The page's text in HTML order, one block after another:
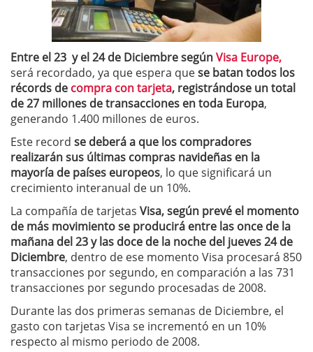
Entre el 23 y el 24 de Diciembre segúnVisa Europe,
será recordado, ya que espera quese batan todos los
récords de compra con tarjeta, registrándose un total
de 27 millones de transacciones en toda Europa,
generando 1.400 millones de euros.
Este record se deberá a que los compradores
realizarán sus últimas compras navideñas en la
mayoría de países europeos, lo que significará un
crecimiento interanual de un 10%.
La compañía de tarjetas Visa, según prevé el momento
de más movimiento se producirá entre las once de la
mañana del 23 y las doce de la noche del jueves 24 de
Diciembre, dentro de ese momento Visa procesará 850
transacciones por segundo, en comparación a las 731
transacciones por segundo procesadas de 2008.
Durante las dos primeras semanas de Diciembre, el
gasto con tarjetas Visa se incrementó en un 10%
respecto al mismo periodo de 2008.